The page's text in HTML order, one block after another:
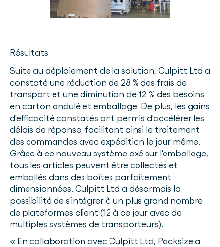
Résultats
Suite au déploiement de la solution, Culpitt Ltd a
constaté une réduction de 28 % des frais de
transport et une diminution de 12 % des besoins
en carton ondulé et emballage. De plus, les gains
d'efficacité constatés ont permis d'accélérer les
délais de réponse, facilitant ainsi le traitement
des commandes avec expédition le jour même.
Grâce à ce nouveau système axé sur l'emballage,
tous les articles peuvent être collectés et
emballés dans des boîtes parfaitement
dimensionnées. Culpitt Ltd a désormais la
possibilité de s'intégrer à un plus grand nombre
de plateformes client (12 à ce jour avec de
multiples systèmes de transporteurs).
« En collaboration avec Culpitt Ltd, Packsize a